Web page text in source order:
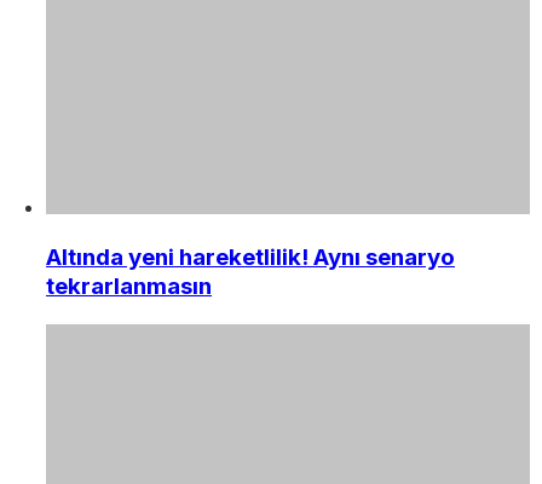
Altında yeni hareketlilik! Aynı senaryo
tekrarlanmasın